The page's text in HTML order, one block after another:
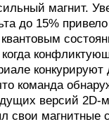
магнит.
до 15%
конкурируют
команда
версий 2D-
свои магнитные